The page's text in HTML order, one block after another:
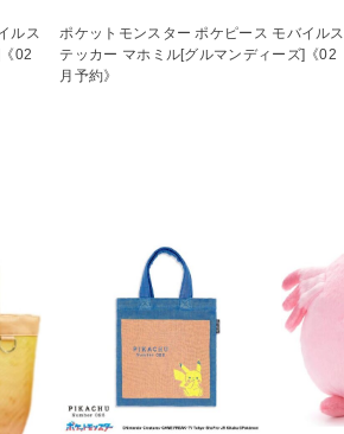
ルス
02
ポケットモンスター ポケピース モバイルス
テッカー マホミル[グルマンディーズ]《02
月予約》